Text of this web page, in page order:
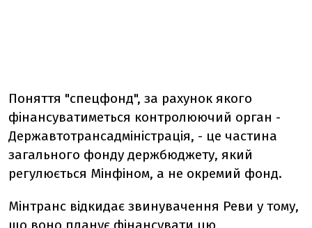
Поняття "спецфонд", за рахунок якого
фінансуватиметься контролюючий орган -
Державтотрансадміністрація, - це частина
загального фонду держбюджету, який
регулюється Мінфіном, а не окремий фонд.
Мінтранс відкидає звинувачення Реви у тому,